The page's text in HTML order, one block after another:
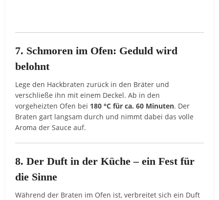
7. Schmoren im Ofen: Geduld wird
belohnt
Lege den Hackbraten zurück in den Bräter und
verschließe ihn mit einem Deckel. Ab in den
vorgeheizten Ofen bei 180 °C für ca. 60 Minuten. Der
Braten gart langsam durch und nimmt dabei das volle
Aroma der Sauce auf.
8. Der Duft in der Küche – ein Fest für
die Sinne
Während der Braten im Ofen ist, verbreitet sich ein Duft